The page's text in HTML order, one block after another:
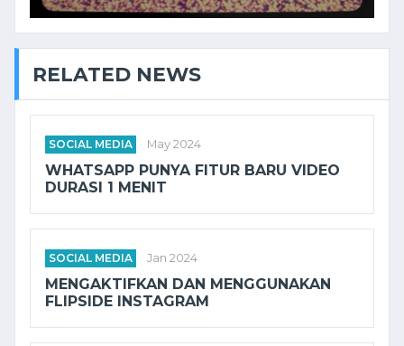
RELATED NEWS
SOCIAL MEDIA May 2024
WHATSAPP PUNYA FITUR BARU VIDEO
DURASI 1 MENIT
SOCIAL MEDIA Jan 2024
MENGAKTIFKAN DAN MENGGUNAKAN
FLIPSIDE INSTAGRAM